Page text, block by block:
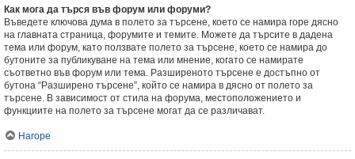
Как мога да търся във форум или форуми?
Въведете ключова дума в полето за търсене, което се намира горе дясно
на главната страница, форумите и темите. Можете да търсите в дадена
тема или форум, като ползвате полето за търсене, което се намира до
бутоните за публикуване на тема или мнение, когато се намирате
съответно във форум или тема. Разширеното търсене е достъпно от
бутона “Разширено търсене”, който се намира в дясно от полето за
търсене. В зависимост от стила на форума, местоположението и
функциите на полето за търсене могат да се различават.
Нагоре